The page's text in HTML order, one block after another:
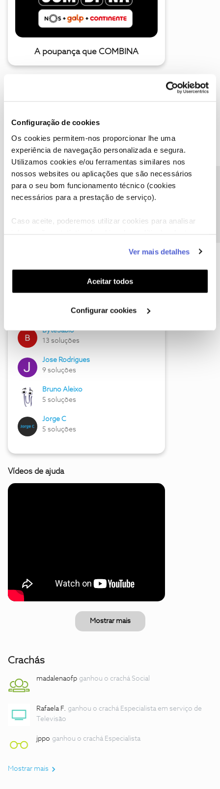
Configuração de cookies
Os cookies permitem-nos proporcionar lhe uma
experiência de navegação personalizada e segura.
Utilizamos cookies e/ou ferramentas similares nos
nossos websites ou aplicações que são necessários
para o seu bom funcionamento técnico (cookies
necessários para a prestação de serviço).
Caso aceite, poderemos utilizar cookies para analisar
funcionalidades (cookies de personalização e
funcionalidade) e adaptar anúncios aos seus interesses
(cookies de publicidade personalizada). Pode gerir a
utilização dos cookies clicando em "Configurar
Ver mais detalhes
Aceitar todos
Configurar cookies
A poupança que COMBINA
Descubra as novidades de julho
Hall of Fame de julho
17 soluções
ByteSábio
13 soluções
Jose Rodrigues
9 soluções
Bruno Aleixo
5 soluções
Jorge C
5 soluções
Vídeos de ajuda
Mostrar mais
Crachás
madalenaofp ganhou o crachá Social
Rafaela F. ganhou o crachá Especialista em serviço de
Televisão
jppo ganhou o crachá Especialista
Mostrar mais